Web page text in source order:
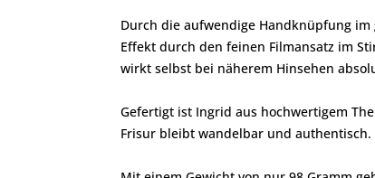
Durch die aufwendige Handknüpfung
Effekt durch den feinen Filmansatz im
wirkt selbst bei näherem Hinsehen
Gefertigt ist Ingrid aus hochwertigem
Frisur bleibt wandelbar und